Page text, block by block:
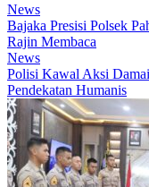
News
Bajaka Presisi Polsek
Rajin Membaca
News
Polisi Kawal Aksi
Pendekatan Humanis